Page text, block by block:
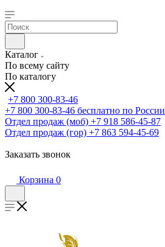
Каталог
По всему сайту
По каталогу
+7 800 300-83-46
+7 800 300-83-46 бесплатно по России
Отдел продаж (моб) +7 918 586-45-87
Отдел продаж (гор) +7 863 594-45-69
Заказать звонок
Корзина 0